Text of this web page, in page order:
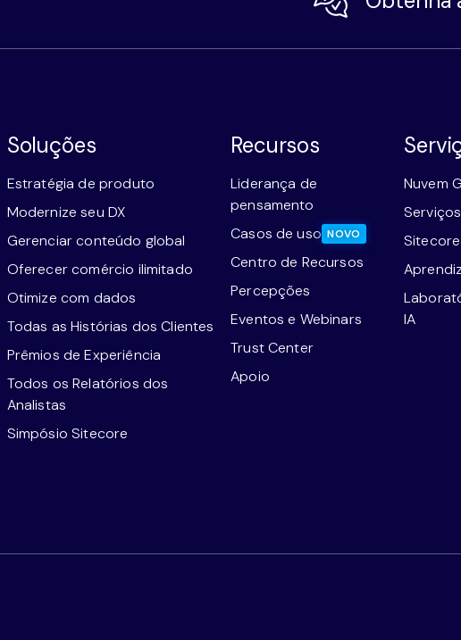
Soluções
Estratégia de produto
Modernize seu DX
Gerenciar conteúdo global
Oferecer comércio ilimitado
Otimize com dados
Todas as Histórias dos Clientes
Prêmios de Experiência
Todos os Relatórios dos
Analistas
Simpósio Sitecore
Recursos
Liderança de
pensamento
Casos de uso NOVO
Centro de Recursos
Percepções
Eventos e Webinars
Trust Center
Apoio
Nuvem
IA